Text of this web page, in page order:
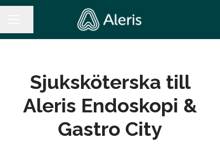
Sjuksköterska till
Aleris Endoskopi &
Gastro City